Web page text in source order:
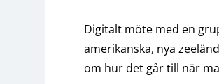
Digitalt möte med en
amerikanska, nya
om hur det går till när